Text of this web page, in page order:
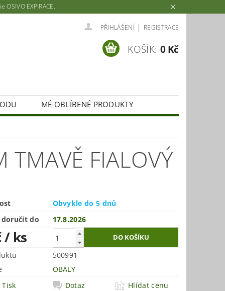
EXPIRACE.
PŘIHLÁŠENÍ | REGISTRACE
KOŠÍK: 0 Kč
MÉ OBLÍBENÉ PRODUKTY
TMAVĚ FIALOVÝ
Obvykle do 5 dnů
doručit do
17.8.2026
/ ks
500991
OBALY
Tisk
Dotaz Hlídat cenu